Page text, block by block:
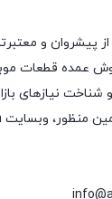
پیشروان و
عمده قطعات
نیازهای